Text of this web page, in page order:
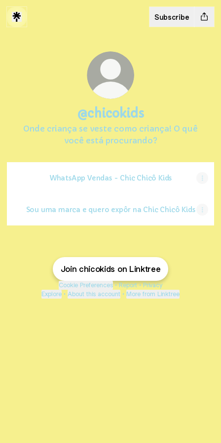
Subscribe
@chicokids
Onde criança se veste como criança! O quê
você está procurando?
WhatsApp Vendas - Chic Chicô Kids
Sou uma marca e quero expôr na Chic Chicô Kids
Join chicokids on Linktree
Cookie Preferences • Report • Privacy
Explore • About this account • More from Linktree